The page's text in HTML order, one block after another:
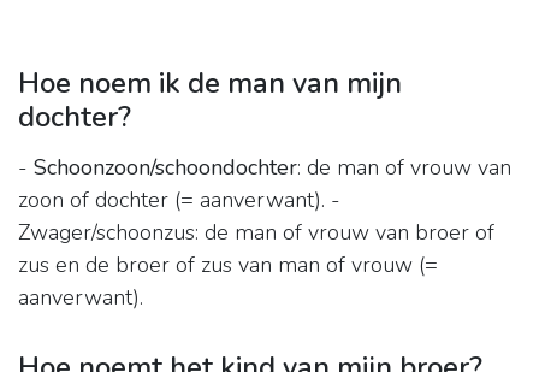
Hoe noem ik de man van mijn
dochter?
- Schoonzoon/schoondochter: de man of vrouw van
zoon of dochter (= aanverwant). -
Zwager/schoonzus: de man of vrouw van broer of
zus en de broer of zus van man of vrouw (=
aanverwant).